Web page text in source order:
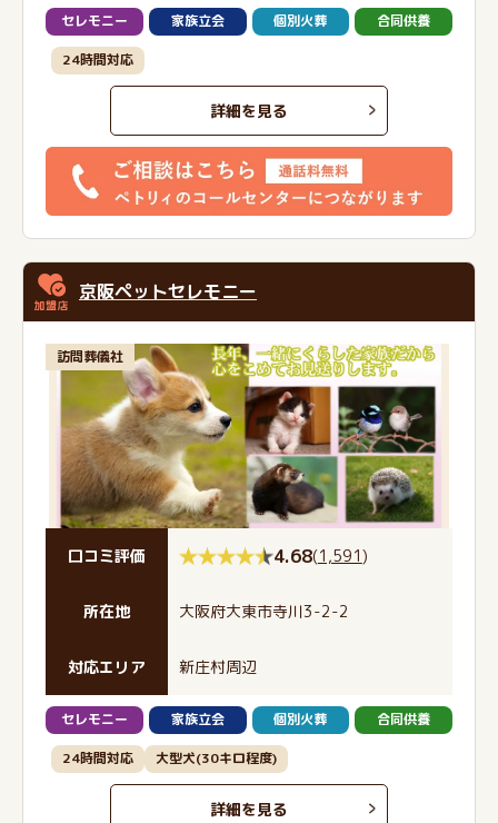
セレモニー 家族立会 個別火葬 合同供養
24時間対応
詳細を見る
京阪ペットセレモニー
訪問葬儀社
口コミ評価 4.68(1,591)
所在地 大阪府大東市寺川3-2-2
対応エリア 新庄村周辺
セレモニー 家族立会 個別火葬 合同供養
24時間対応 大型犬(30キロ程度)
詳細を見る